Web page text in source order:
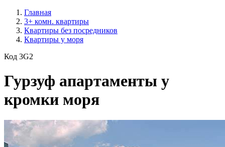
Главная
3+ комн. квартиры
Квартиры без посредников
Квартиры у моря
Код 3G2
Гурзуф апартаменты у
кромки моря